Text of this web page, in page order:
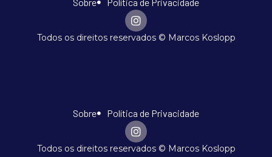
Todos os direitos reservados © Marcos Koslopp
Sobre Política de Privacidade
Todos os direitos reservados © Marcos Koslopp